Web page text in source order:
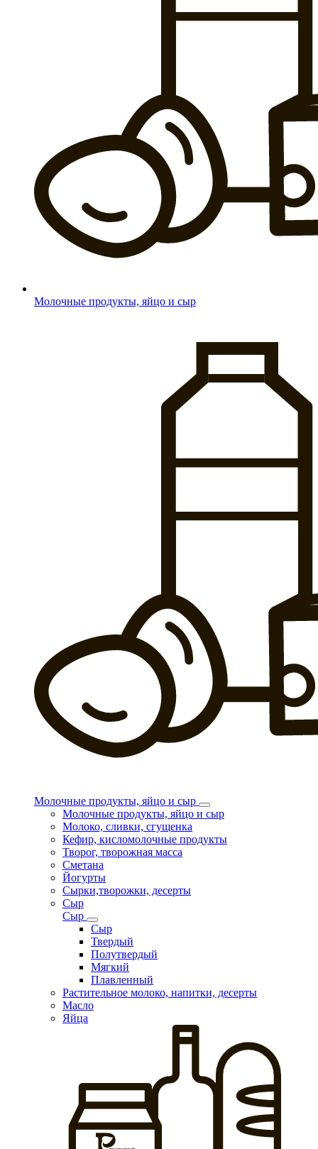
Молочные продукты, яйцо и сыр
Молочные продукты, яйцо и сыр
Молочные продукты, яйцо и сыр
Молоко, сливки, сгущенка
Кефир, кисломолочные продукты
Творог, творожная масса
Сметана
Йогурты
Сырки,творожки, десерты
Сыр
Сыр
Сыр
Твердый
Полутвердый
Мягкий
Плавленный
Растительное молоко, напитки, десерты
Масло
Яйца